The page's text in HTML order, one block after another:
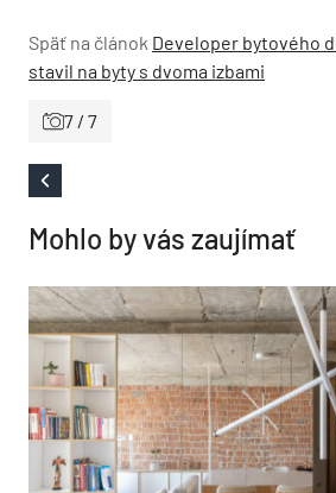
Späť na článok Developer bytového
stavil na byty s dvoma izbami
7 / 7
Mohlo by vás zaujímať